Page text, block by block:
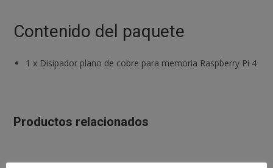
Contenido del paquete
1 x Disipador plano de cobre para memoria Raspberry Pi 4
Productos relacionados